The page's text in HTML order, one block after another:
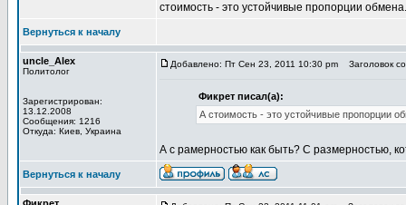
стоимость - это устойчивые пропорции обмена.
Вернуться к началу
uncle_Alex
Политолог
Зарегистрирован:
13.12.2008
Сообщения: 1216
Откуда: Киев, Украина
Добавлено: Пт Сен 23, 2011 10:30 pm Заголовок
Фикрет писал(а):
А стоимость - это устойчивые пропорции
А с рамерностью как быть? С размерностью,
Вернуться к началу